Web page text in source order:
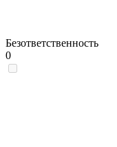
Безответственность
0